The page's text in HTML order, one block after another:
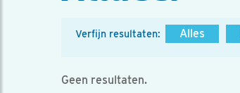
Verfijn resultaten: Alles
Geen resultaten.